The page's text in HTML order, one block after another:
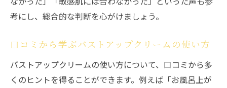
考にし、総合的な判断を心がけましょう。
口コミから学ぶバストアップクリームの使い方
バストアップクリームの使い方について、口コミから多
くのヒントを得ることができます。例えば「お風呂上が